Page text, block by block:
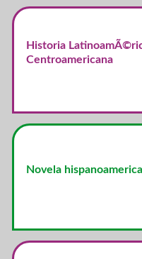
Historia
Centroamericana
Novela